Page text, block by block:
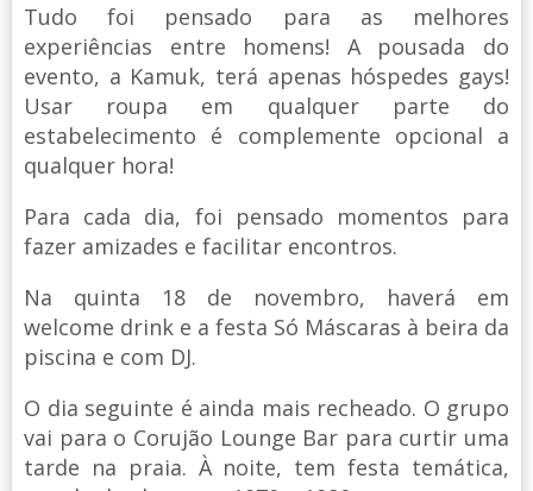
Tudo foi pensado para as melhores
experiências entre homens! A pousada do
evento, a Kamuk, terá apenas hóspedes gays!
Usar roupa em qualquer parte do
estabelecimento é complemente opcional a
qualquer hora!
Para cada dia, foi pensado momentos para
fazer amizades e facilitar encontros.
Na quinta 18 de novembro, haverá em
welcome drink e a festa Só Máscaras à beira da
piscina e com DJ.
O dia seguinte é ainda mais recheado. O grupo
vai para o Corujão Lounge Bar para curtir uma
tarde na praia. À noite, tem festa temática,